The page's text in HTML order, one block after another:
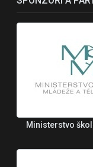
Ministerstvo